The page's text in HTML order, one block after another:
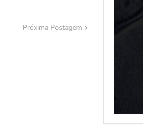
Próxima Postagem